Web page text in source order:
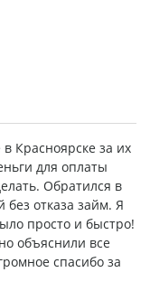
Красноярске за их
для оплаты
Обратился в
отказа займ. Я
просто и быстро!
объяснили все
спасибо за